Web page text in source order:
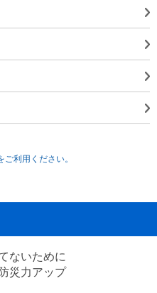
利用ください。
ないために
災力アップ